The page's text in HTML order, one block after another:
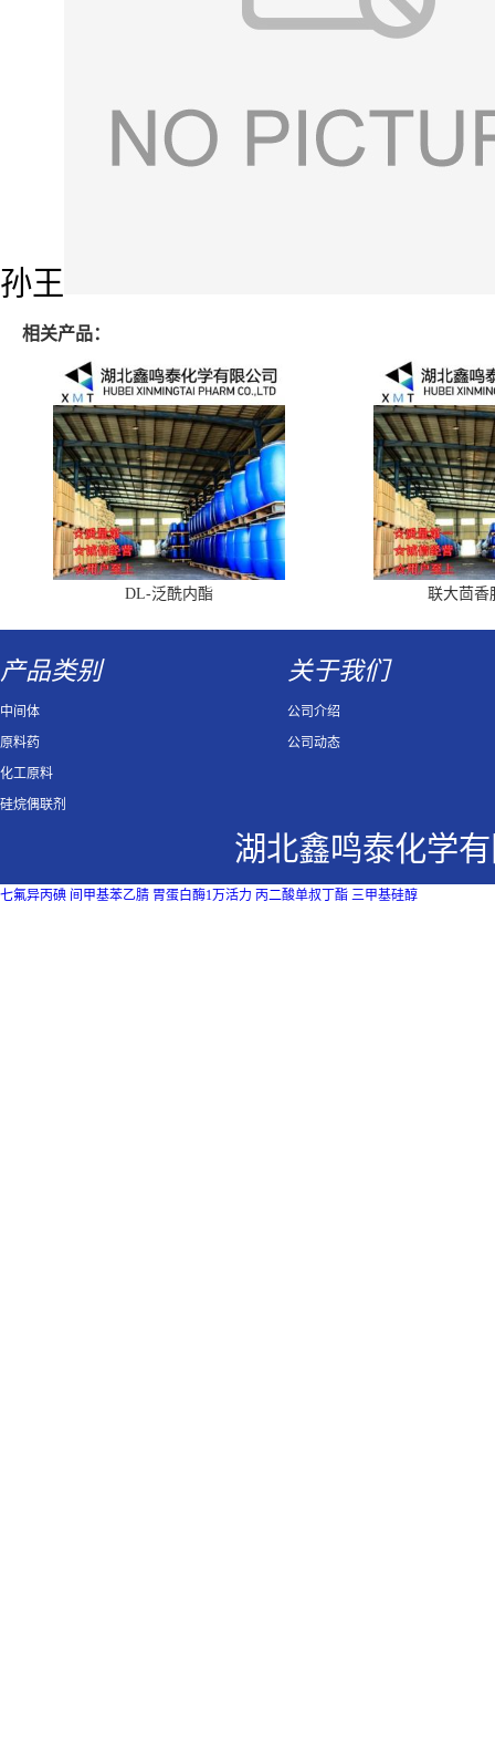
孙王
相关产品：
DL-泛酰内酯 联大茴香
产品类别
中间体
原料药
化工原料
硅烷偶联剂
关于我们
公司介绍
公司动态
湖北鑫鸣泰化学
七氟异丙碘 间甲基苯乙腈 胃蛋白酶1万活力 丙二酸单叔丁酯 三甲基硅醇